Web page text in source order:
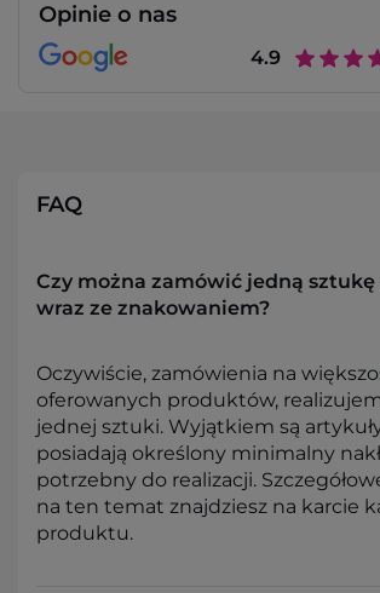
Opinie o nas
4.9
FAQ
Czy można zamówić jedną
wraz ze znakowaniem?
Oczywiście, zamówienia na
oferowanych produktów,
jednej sztuki. Wyjątkiem są
posiadają określony minimalny
potrzebny do realizacji.
na ten temat znajdziesz na karcie
produktu.